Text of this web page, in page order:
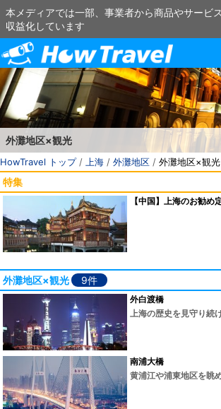
本メディアでは一部、事業者から商品やサービ
収益化しています
外灘地区×観光
HowTravel トップ/ 上海 / 外灘地区 / 外灘地区×観光
特集
【中国】上海のお勧
外灘地区×観光 9件
外白渡橋
上海の歴史を見守り続
南浦大橋
黄浦江や浦東地区を眺